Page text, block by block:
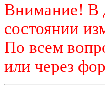
Внимание! В
состоянии
По всем
или через